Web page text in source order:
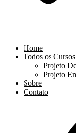
Home
Todos os Cursos
Projeto
Projeto
Sobre
Contato